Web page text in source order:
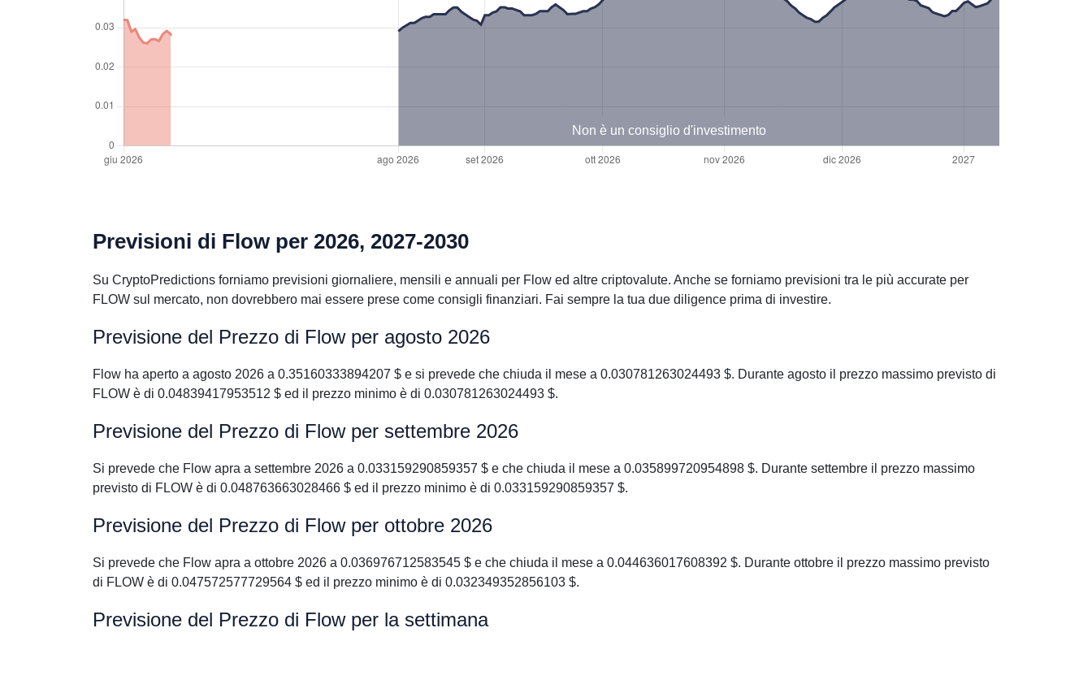
Non è un consiglio d'investimento
Previsioni di Flow per 2026, 2027-2030
Su CryptoPredictions forniamo previsioni giornaliere, mensili e annuali per Flow ed altre criptovalute. Anche se forniamo previsioni tra le più accurate per
FLOW sul mercato, non dovrebbero mai essere prese come consigli finanziari. Fai sempre la tua due diligence prima di investire.
Previsione del Prezzo di Flow per agosto 2026
Flow ha aperto a agosto 2026 a 0.35160333894207 $ e si prevede che chiuda il mese a 0.030781263024493 $. Durante agosto il prezzo massimo previsto di
FLOW è di 0.04839417953512 $ ed il prezzo minimo è di 0.030781263024493 $.
Previsione del Prezzo di Flow per settembre 2026
Si prevede che Flow apra a settembre 2026 a 0.033159290859357 $ e che chiuda il mese a 0.035899720954898 $. Durante settembre il prezzo massimo
previsto di FLOW è di 0.048763663028466 $ ed il prezzo minimo è di 0.033159290859357 $.
Previsione del Prezzo di Flow per ottobre 2026
Si prevede che Flow apra a ottobre 2026 a 0.036976712583545 $ e che chiuda il mese a 0.044636017608392 $. Durante ottobre il prezzo massimo previsto
di FLOW è di 0.047572577729564 $ ed il prezzo minimo è di 0.032349352856103 $.
Previsione del Prezzo di Flow per la settimana